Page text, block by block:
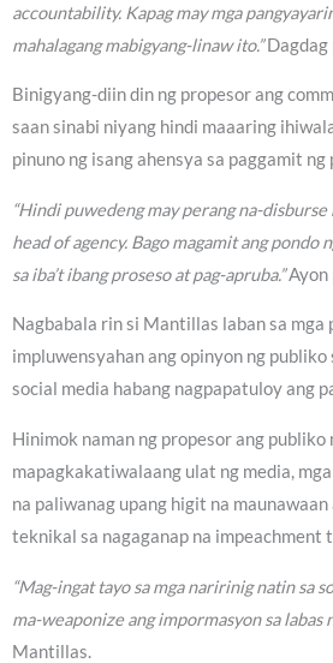
accountability. Kapag may mga
mahalagang mabigyang-linaw ito.”Dagdag
Binigyang-diin din ng propesor ang
saan sinabi niyang hindi maaaring
pinuno ng isang ahensya sa paggamit ng
“Hindi puwedeng may perang na-
head of agency. Bago magamit ang pondo
sa iba’t ibang proseso at pag-apruba.”Ayon
Nagbabala rin si Mantillas laban sa mga
impluwensyahan ang opinyon ng publiko
social media habang nagpapatuloy ang
Hinimok naman ng propesor ang publiko
mapagkakatiwalaang ulat ng media,
na paliwanag upang higit na maunawaan
teknikal sa nagaganap na impeachment
“Mag-ingat tayo sa mga naririnig natin sa
ma-weaponize ang impormasyon sa labas
Mantillas.